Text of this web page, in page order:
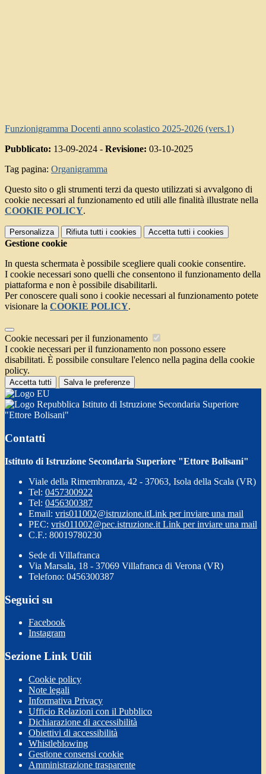
Funzionigramma Docenti anno scolastico 2025-2026 (vers.1)
Pubblicato: 13-09-2024 - Revisione: 03-10-2025
Tag pagina: Organigramma
Questo sito o gli strumenti terzi da questo utilizzati si avvalgono di
cookie necessari al funzionamento ed utili alle finalità illustrate nella
COOKIE POLICY.
Personalizza Rifiuta tutti i cookies Accetta tutti i cookies
Gestione cookie
In questa schermata è possibile scegliere quali cookie consentire.
I cookie necessari sono quelli che consentono il funzionamento della
piattaforma e non è possibile disabilitarli.
Per conoscere quali sono i cookie necessari al funzionamento potete
visionare la COOKIE POLICY.
Cookie necessari per il funzionamento
I cookie necessari per il funzionamento non possono essere
disabilitati. È possibile consultare l'elenco nella pagina della cookie
policy.
Accetta tutti Salva le preferenze
Istituto di Istruzione Secondaria Superiore
"Ettore Bolisani"
Contatti
Istituto di Istruzione Secondaria Superiore "Ettore Bolisani"
Viale della Rimembranza, 42 - 37063, Isola della Scala (VR)
Tel: 0457300922
Tel: 0456300387
Email: vris011002@istruzione.itLink per inviare una mail
PEC: vris011002@pec.istruzione.it Link per inviare una mail
C.F.: 80019780230
Sede di Villafranca
Via Marsala, 18 - 37069 Villafranca di Verona (VR)
Telefono: 0456300387
Seguici su
Facebook
Instagram
Sezione Link Utili
Cookie policy
Note legali
Informativa Privacy
Ufficio Relazioni con il Pubblico
Dichiarazione di accessibilità
Obiettivi di accessibilità
Whistleblowing
Gestione consensi cookie
Amministrazione trasparente